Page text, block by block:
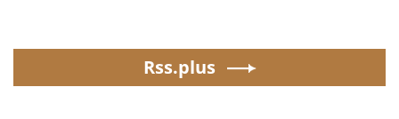
Rss.plus